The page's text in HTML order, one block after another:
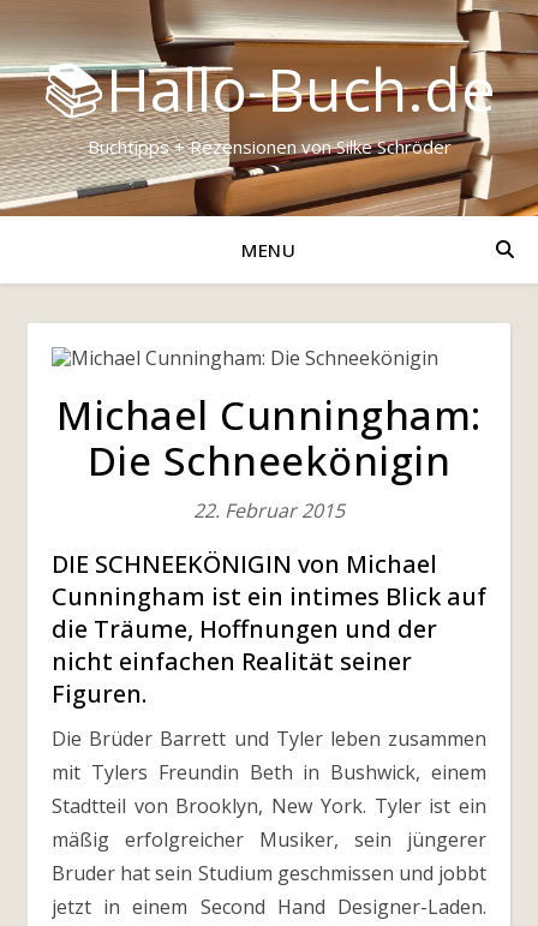
📚Hallo-Buch.de
Buchtipps + Rezensionen von Silke Schröder
MENU
Michael Cunningham:
Die Schneekönigin
22. Februar 2015
DIE SCHNEEKÖNIGIN von Michael
Cunningham ist ein intimes Blick auf
die Träume, Hoffnungen und der
nicht einfachen Realität seiner
Figuren.
Die Brüder Barrett und Tyler leben zusammen
mit Tylers Freundin Beth in Bushwick, einem
Stadtteil von Brooklyn, New York. Tyler ist ein
mäßig erfolgreicher Musiker, sein jüngerer
Bruder hat sein Studium geschmissen und jobbt
jetzt in einem Second Hand Designer-Laden.